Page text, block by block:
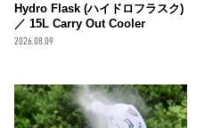
Hydro Flask (ハイドロフラスク)
／ 15L Carry Out Cooler
2026.08.09